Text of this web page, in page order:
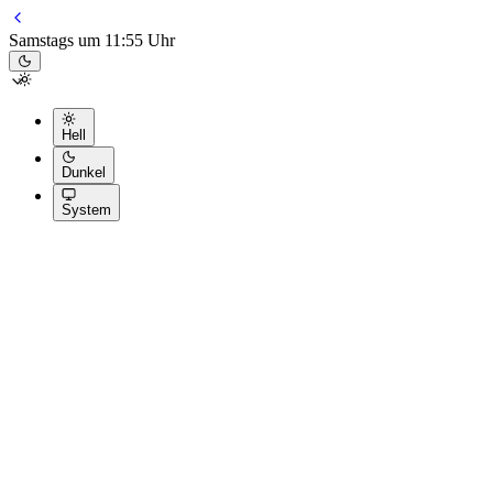
Samstags um 11:55 Uhr
Hell
Dunkel
System